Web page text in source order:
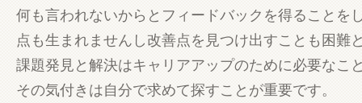
何も言われないからとフィードバックを得ることを
点も生まれませんし改善点を見つけ出すことも困難
課題発見と解決はキャリアアップのために必要なこ
その気付きは自分で求めて探すことが重要です。